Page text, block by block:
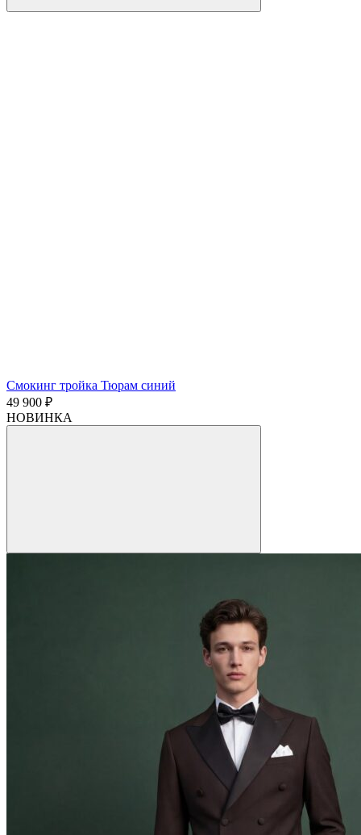
Смокинг тройка Тюрам синий
49 900 ₽
НОВИНКА